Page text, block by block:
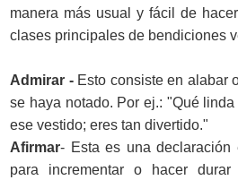
manera más usual y fácil de
clases principales de bendiciones
Admirar -Esto consiste en alabar
se haya notado. Por ej.: "Qué
ese vestido; eres tan divertido."
Afirmar- Esta es una declaración
para incrementar o hacer